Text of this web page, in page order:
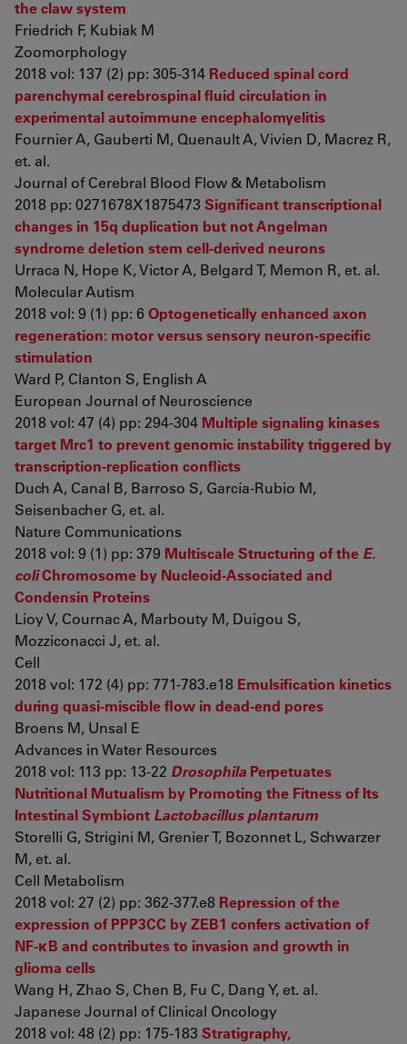
the claw system
Friedrich F, Kubiak M
Zoomorphology
2018 vol: 137 (2) pp: 305-314 Reduced spinal cord
parenchymal cerebrospinal fluid circulation in
experimental autoimmune encephalomyelitis
Fournier A, Gauberti M, Quenault A, Vivien D, Macrez R,
et. al.
Journal of Cerebral Blood Flow & Metabolism
2018 pp: 0271678X1875473 Significant transcriptional
changes in 15q duplication but not Angelman
syndrome deletion stem cell-derived neurons
Urraca N, Hope K, Victor A, Belgard T, Memon R, et. al.
Molecular Autism
2018 vol: 9 (1) pp: 6Optogenetically enhanced axon
regeneration: motor versus sensory neuron-specific
stimulation
Ward P, Clanton S, English A
European Journal of Neuroscience
2018 vol: 47 (4) pp: 294-304 Multiple signaling kinases
target Mrc1 to prevent genomic instability triggered by
transcription-replication conflicts
Duch A, Canal B, Barroso S, García-Rubio M,
Seisenbacher G, et. al.
Nature Communications
2018 vol: 9 (1) pp: 379 Multiscale Structuring of the E.
coliChromosome by Nucleoid-Associated and
Condensin Proteins
Lioy V, Cournac A, Marbouty M, Duigou S,
Mozziconacci J, et. al.
Cell
2018 vol: 172 (4) pp: 771-783.e18 Emulsification kinetics
during quasi-miscible flow in dead-end pores
Broens M, Unsal E
Advances in Water Resources
2018 vol: 113 pp: 13-22 Drosophila Perpetuates
Nutritional Mutualism by Promoting the Fitness of Its
Intestinal Symbiont Lactobacillus plantarum
Storelli G, Strigini M, Grenier T, Bozonnet L, Schwarzer
M, et. al.
Cell Metabolism
2018 vol: 27 (2) pp: 362-377.e8 Repression of the
expression of PPP3CC by ZEB1 confers activation of
NF-κB and contributes to invasion and growth in
glioma cells
Wang H, Zhao S, Chen B, Fu C, Dang Y, et. al.
Japanese Journal of Clinical Oncology
2018 vol: 48 (2) pp: 175-183 Stratigraphy,